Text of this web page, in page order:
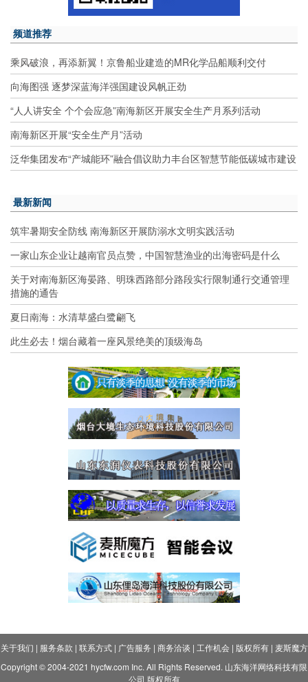
频道推荐
乘风破浪，再添新翼！京鲁船业建造的MR化学品船顺利交付
向海图强 逐梦深蓝海洋强国建设风帆正劲
“人人讲安全 个个会应急”南海新区开展安全生产月系列活动
南海新区开展“安全生产月”活动
泛华集团发布“产城能环”融合倡议助力丰台区智慧节能低碳城市建设
最新新闻
筑牢暑期安全防线 南海新区开展防溺水文明实践活动
一家山东企业让越南官员点赞，中国智慧渔业的出海密码是什么
关于对南海新区海晏路、明珠西路部分路段实行限制通行交通管理
措施的通告
夏日南海：水清草盛白鹭翩飞
此生必去！烟台藏着一座风景绝美的顶级海岛
关于我们 | 服务条款 | 联系方式| 广告服务 | 商务洽谈 | 工作机会| 版权所有| 麦斯魔方
Copyright © 2004-2021 hycfw.com Inc. All Rights Reserved. 山东海洋网络科技有限
公司 版权所有